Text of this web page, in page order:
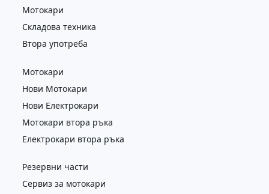
Мотокари
Складова техника
Втора употреба
Мотокари
Нови Мотокари
Нови Електрокари
Мотокари втора ръка
Електрокари втора ръка
Резервни части
Сервиз за мотокари